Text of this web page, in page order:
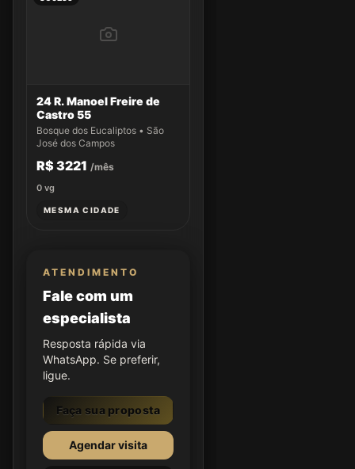
24 R. Manoel Freire de
Castro 55
Bosque dos Eucaliptos • São
José dos Campos
R$ 3221 /mês
0 vg
MESMA CIDADE
ATENDIMENTO
Fale com um
especialista
Resposta rápida via
WhatsApp. Se preferir,
ligue.
Faça sua proposta
Agendar visita